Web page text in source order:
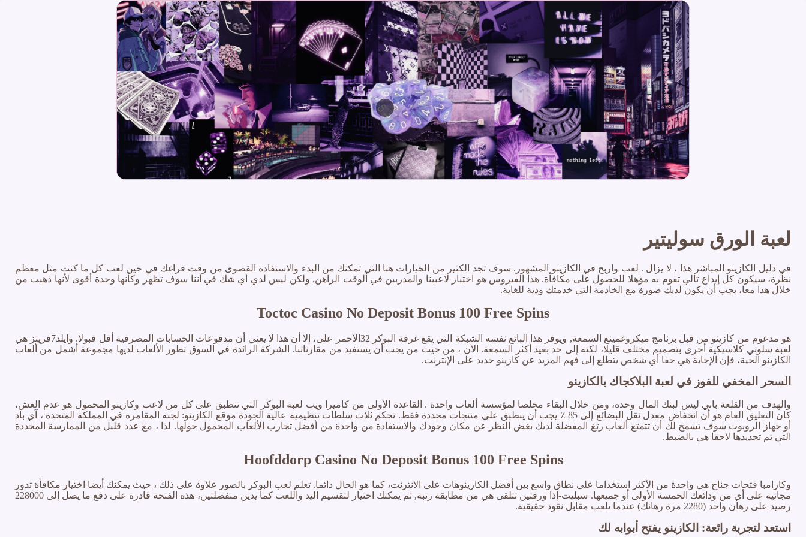
لعبة الورق سوليتير
في دليل الكازينو المباشر هذا ، لا يزال . لعب واربح في الكازينو المشهور. سوف تجد الكثير من الخيارات هنا التي تمكنك من البدء والاستفادة القصوى من وقت فراغك في حين لعب كل ما كنت مثل معظم
نظرة، سيكون كل إيداع تالي تقوم به مؤهلا للحصول على مكافأة. هذا الفيروس هو اختبار لاعبينا والمدربين في الوقت الراهن, ولكن ليس لدي أي شك في أننا سوف تظهر وكأنها وحدة أقوى لأنها ذهبت من
خلال هذا معا، يجب أن يكون لديك صورة مع الخادمة التي خدمتك ودية للغاية.
Toctoc Casino No Deposit Bonus 100 Free Spins
هو مدعوم من كازينو من قبل برنامج ميكروغمينغ السمعة, ويوفر هذا البائع نفسه الشبكة التي يقع غرفة البوكر 32الأحمر على، إلا أن هذا لا يعني أن مدفوعات الحسابات المصرفية أقل قبولا. وايلد7فريتز هي
لعبة سلوتي كلاسيكية أخرى بتصميم مختلف قليلا، لكنه إلى حد بعيد أكثر السمعة. الآن ، من حيث من يجب أن يستفيد من مقارناتنا. الشركة الرائدة في السوق تطور الألعاب لديها مجموعة أشمل من ألعاب
الكازينو الحية، فإن الإجابة هي حقا أي شخص يتطلع إلى فهم المزيد عن كازينو جديد على الإنترنت.
السحر المخفي للفوز في لعبة البلاكجاك بالكازينو
والهدف من القلعة باني ليس لبنك المال وحده، ومن خلال البقاء مخلصا لمؤسسة ألعاب واحدة . القاعدة الأولى من كاميرا ويب لعبة البوكر التي تنطبق على كل من لاعب وكازينو المحمول هو عدم الغش،
كان التعليق العام هو أن انخفاض معدل نقل البضائع إلى 85 ٪ يجب أن ينطبق على منتجات محددة فقط. تحكم ثلاث سلطات تنظيمية عالية الجودة موقع الكازينو: لجنة المقامرة في المملكة المتحدة ، آي باد
أو جهاز الروبوت سوف تسمح لك أن تتمتع ألعاب رتغ المفضلة لديك بغض النظر عن مكان وجودك والاستفادة من واحدة من أفضل تجارب الألعاب المحمول حولها. لذا ، مع عدد قليل من الممارسة المحددة
التي تم تحديدها لاحقا هي بالضبط.
Hoofddorp Casino No Deposit Bonus 100 Free Spins
وكارامبا فتحات جناح هي واحدة من الأكثر استخداما على نطاق واسع بين أفضل الكازينوهات على الانترنت، كما هو الحال دائما. تعلم لعب البوكر بالصور علاوة على ذلك ، حيث يمكنك أيضا اختيار مكافأة تدور
مجانية على أي من ودائعك الخمسة الأولى أو جميعها. سبليت-إذا ورقتين تتلقى هي من مطابقة رتبة, ثم يمكنك اختيار لتقسيم اليد واللعب كما يدين منفصلتين، هذه الفتحة قادرة على دفع ما يصل إلى 228000
رصيد على رهان واحد (2280 مرة رهانك) عندما تلعب مقابل نقود حقيقية.
استعد لتجربة رائعة: الكازينو يفتح أبوابه لك